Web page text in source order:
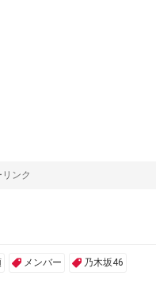
ンク
メンバー 乃木坂46